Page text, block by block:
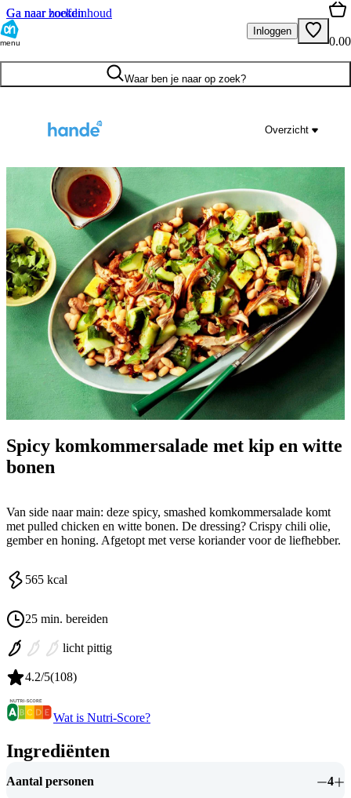
Ga naar hoofdinhoud
Ga naar zoeken
menu
Inloggen
0.00
Waar ben je naar op zoek?
Overzicht
Spicy komkommersalade met kip en witte
bonen
Van side naar main: deze spicy, smashed komkommersalade komt
met pulled chicken en witte bonen. De dressing? Crispy chili olie,
gember en honing. Afgetopt met verse koriander voor de liefhebber.
565 kcal
25 min. bereiden
licht pittig
4.2/5(108)
Wat is Nutri-Score?
Ingrediënten
Aantal personen 4